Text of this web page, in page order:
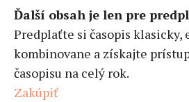
Ďalší obsah je len pre
Predplaťte si časopis
kombinovane a získajte
časopisu na celý rok.
Zakúpiť